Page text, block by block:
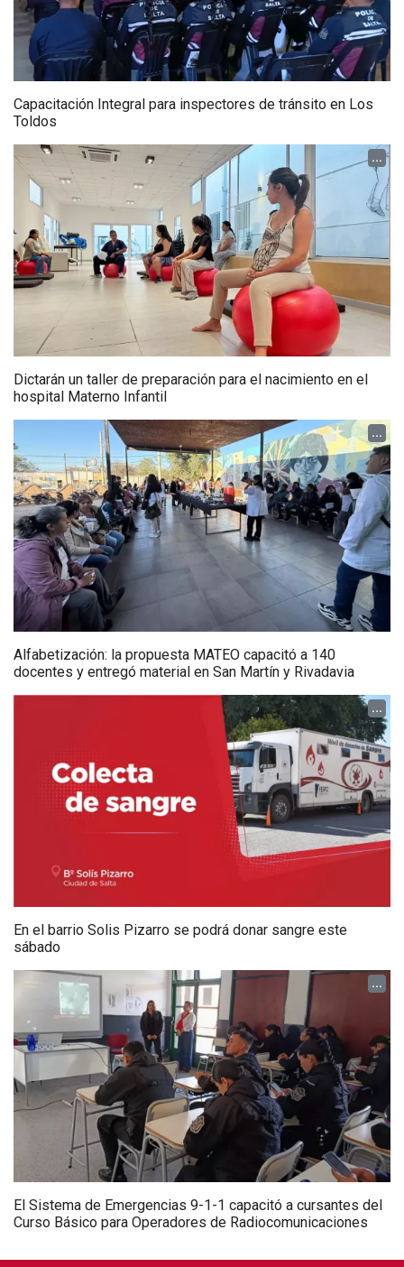
Capacitación Integral para inspectores de tránsito en Los
Toldos
...
Dictarán un taller de preparación para el nacimiento en el
hospital Materno Infantil
...
Alfabetización: la propuesta MATEO capacitó a 140
docentes y entregó material en San Martín y Rivadavia
...
En el barrio Solis Pizarro se podrá donar sangre este
sábado
...
El Sistema de Emergencias 9-1-1 capacitó a cursantes del
Curso Básico para Operadores de Radiocomunicaciones